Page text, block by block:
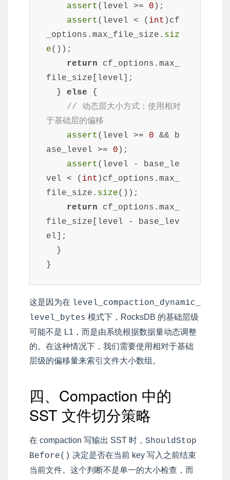
assert (level >= 0 );
assert (level < ( int )cf
_options.max_file_size. siz
e());
return cf_options.max_
file_size[level];
  }
else {
// 动态层大小方式：使用相对
于基础层的偏移
assert (level >= 0 && b
ase_level >= 0 );
assert (level - base_le
vel < ( int )cf_options.max_
file_size. size());
return cf_options.max_
file_size[level - base_lev
el];
}
这是因为在 level_compaction_dynamic_
level_bytes 模式下，RocksDB 的基础层级
可能不是 L1，而是由系统根据数据量动态调整
的。在这种情况下，我们需要使用相对于基础
层级的偏移量来索引文件大小数组。
四、Compaction 中的
SST 文件切分策略
在 compaction 写输出 SST 时， ShouldStop
Before() 决定是否在当前 key 写入之前结束
当前文件。这个判断不是单一的大小检查，而